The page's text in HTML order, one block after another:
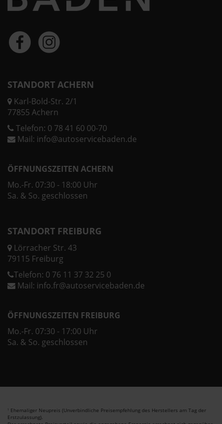
STANDORT ACHERN
Karl-Bold-Str. 2/1
77855 Achern
Telefon: 0 78 41 60 00-70
Mail: info@autoservicebaden.de
ÖFFNUNGSZEITEN ACHERN
Mo.-Fr. 07:30 - 18:00 Uhr
Sa. & So. geschlossen
STANDORT FREIBURG
Lörracher Str. 43
79115 Freiburg
Telefon: 0 76 11 37 32 25 0
Mail: info.fr@autoservicebaden.de
ÖFFNUNGSZEITEN FREIBURG
Mo.-Fr. 07:30 - 17:00 Uhr
Sa. & So. geschlossen
1 Ehemaliger Neupreis (Unverbindliche Preisempfehlung des Herstellers am Tag der
Erstzulassung).